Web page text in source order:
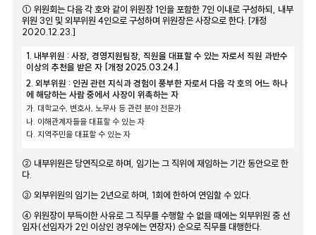
① 위원회는 다음 각 호와 같이 위원장 1인을 포함한 7인 이내로 구성하되, 내부
위원 3인 및 외부위원 4인으로 구성하며 위원장은 사장으로 한다. [개정
2020.12.23.]
1. 내부위원 : 사장, 경영지원팀장, 직원을 대표할 수 있는 자로서 직원 과반수
이상의 추천을 받은 자 [개정 2025.03.24.]
2. 외부위원 : 인권 관련 지식과 경험이 풍부한 자로서 다음 각 호의 어느 하나
에 해당하는 사람 중에서 사장이 위촉하는 자
가. 대학교수, 변호사, 노무사 등 관련 분야 전문가
나. 이해관계자들을 대표할 수 있는 자
다. 지역주민을 대표할 수 있는 자
② 내부위원은 당연직으로 하며, 임기는 그 직위에 재임하는 기간 동안으로 한
다.
③ 외부위원의 임기는 2년으로 하며, 1회에 한하여 연임할 수 있다.
④ 위원장이 부득이한 사유로 그 직무를 수행할 수 없을 때에는 외부위원 중 선
임자(선임자가 2인 이상인 경우에는 연장자) 순으로 직무를 대행한다.